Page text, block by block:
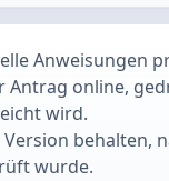
Anweisungen
Antrag online,
wird.
behalten,
wurde.